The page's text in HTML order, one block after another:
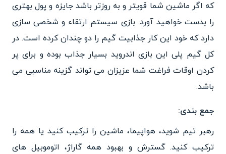
که اگر ماشین شما قویتر و به روزتر باشد جایزه و پول بهتری
را بدست خواهید آورد. بازی سیستم ارتقاء و شخصی سازی
دارد که خود این کار جذابیت گیم را دو چندان کرده است. در
کل گیم پلی این بازی اندروید بسیار جذاب بوده و برای پر
کردن اوقات فراغت شما عزیزان می تواند گزینه مناسبی می
باشد.
جمع بندی:
رهبر تیم شوید، هواپیما، ماشین را ترکیب کنید یا همه را
ترکیب کنید. گسترش و بهبود همه گاراژ، اتوموبیل های